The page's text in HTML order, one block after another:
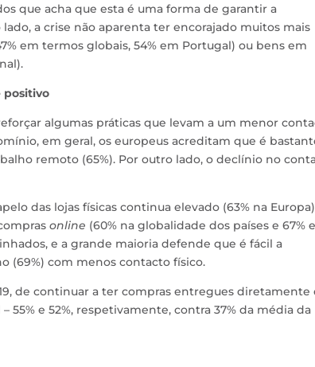
que acha que esta é uma forma de garantir a
a crise não aparenta ter encorajado muitos mais
em termos globais, 54% em Portugal) ou bens em
positivo
algumas práticas que levam a um menor
em geral, os europeus acreditam que é
remoto (65%). Por outro lado, o declínio no
das lojas físicas continua elevado (63% na
online (60% na globalidade dos países e 67%
e a grande maioria defende que é fácil a
(69%) com menos contacto físico.
de continuar a ter compras entregues diretamente
55% e 52%, respetivamente, contra 37% da média da